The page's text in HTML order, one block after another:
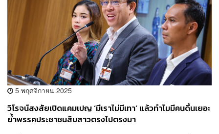
5 พฤศจิกายน 2025
วิโรจน์สงสัยเปิดแคมเปญ ‘มีเราไม่มีเทา’ แล้วทำไมมีคนดิ้นเยอะ
ย้ำพรรคประชาชนสืบสาวตรงไปตรงมา